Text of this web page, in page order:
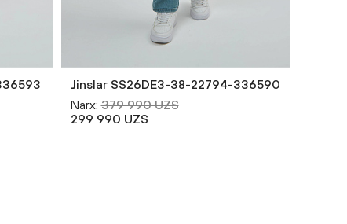
Jinslar SS26DE3-38-22794-336590
Narx: 379 990 UZS
299 990 UZS